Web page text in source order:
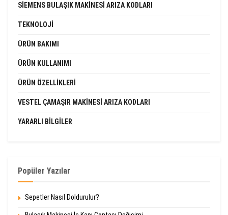
SIEMENS BULAŞIK MAKINESI ARIZA KODLARI
TEKNOLOJI
ÜRÜN BAKIMI
ÜRÜN KULLANIMI
ÜRÜN ÖZELLIKLERI
VESTEL ÇAMAŞIR MAKINESI ARIZA KODLARI
YARARLI BILGILER
Popüler Yazılar
Sepetler Nasıl Doldurulur?